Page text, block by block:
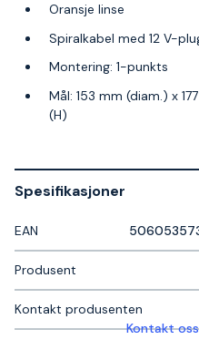
Oransje linse
Spiralkabel med 12 V-
Montering: 1-punkts
Mål: 153 mm (diam.) x
(H)
Spesifikasjoner
EAN
Produsent
Kontakt produsenten
Kontakt